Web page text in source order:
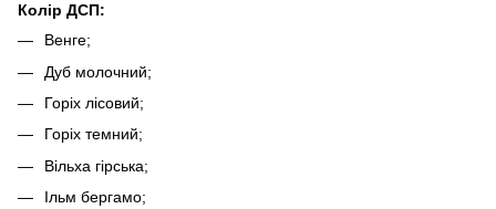
Колір ДСП:
Венге;
Дуб молочний;
Горіх лісовий;
Горіх темний;
Вільха гірська;
Ільм бергамо;